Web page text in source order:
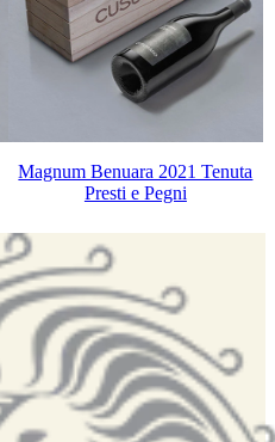
Magnum Benuara 2021 Tenuta
Presti e Pegni